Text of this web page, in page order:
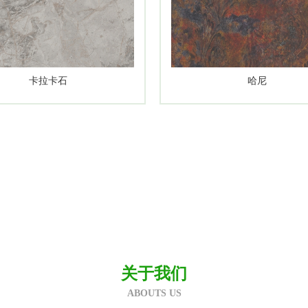
卡拉卡石 哈尼
关于我们
ABOUTS US